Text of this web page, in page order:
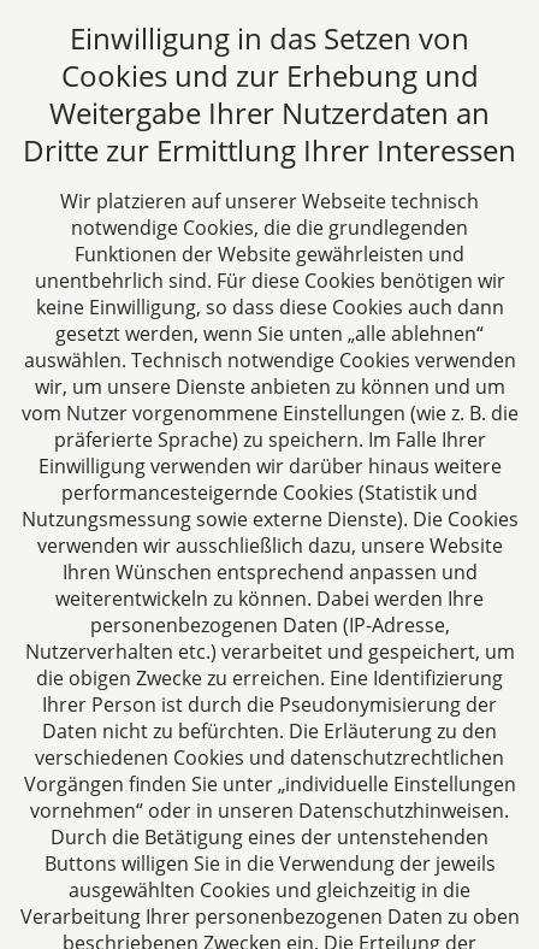
Fax: +49 241 94621-111
E-Mail:
kanzlei@dhk-law.com
Über uns
DH&K ist Ihre erfahrene Wirtschaftskanzlei aus
Aachen. Wir denken unternehmerisch und
verstehen uns als Full-Service-Dienstleister. Rechts-
und Steuerberatung auf höchstem Niveau in einer
persönlichen Beratungs- und Arbeitsatmosphäre
sind die Zielsetzungen unserer täglichen Arbeit.
Folgen Sie uns auf
Das europäische Kanzlei-Netzwerk
Impressum
Datenschutzerklärung
Einwilligung in das Setzen von
Cookies und zur Erhebung und
Weitergabe Ihrer Nutzerdaten an
Dritte zur Ermittlung Ihrer Interessen
Wir platzieren auf unserer Webseite technisch
notwendige Cookies, die die grundlegenden
Funktionen der Website gewährleisten und
unentbehrlich sind. Für diese Cookies benötigen wir
keine Einwilligung, so dass diese Cookies auch dann
gesetzt werden, wenn Sie unten „alle ablehnen“
auswählen. Technisch notwendige Cookies verwenden
wir, um unsere Dienste anbieten zu können und um
vom Nutzer vorgenommene Einstellungen (wie z. B. die
präferierte Sprache) zu speichern. Im Falle Ihrer
Einwilligung verwenden wir darüber hinaus weitere
performancesteigernde Cookies (Statistik und
Nutzungsmessung sowie externe Dienste). Die Cookies
verwenden wir ausschließlich dazu, unsere Website
Ihren Wünschen entsprechend anpassen und
weiterentwickeln zu können. Dabei werden Ihre
personenbezogenen Daten (IP-Adresse,
Nutzerverhalten etc.) verarbeitet und gespeichert, um
die obigen Zwecke zu erreichen. Eine Identifizierung
Ihrer Person ist durch die Pseudonymisierung der
Daten nicht zu befürchten. Die Erläuterung zu den
verschiedenen Cookies und datenschutzrechtlichen
Vorgängen finden Sie unter „individuelle Einstellungen
vornehmen“ oder in unseren Datenschutzhinweisen.
Durch die Betätigung eines der untenstehenden
Buttons willigen Sie in die Verwendung der jeweils
ausgewählten Cookies und gleichzeitig in die
Verarbeitung Ihrer personenbezogenen Daten zu oben
beschriebenen Zwecken ein. Die Erteilung der